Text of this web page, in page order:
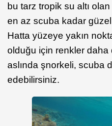
bu tarz tropik su altı
en az scuba kadar
Hatta yüzeye yakın
olduğu için renkler daha
aslında şnorkeli, scuba
edebilirsiniz.